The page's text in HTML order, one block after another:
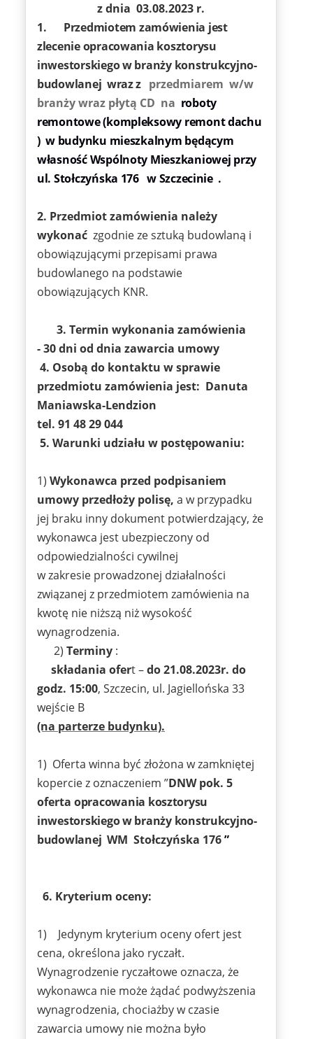
z dnia 03.08.2023 r.
1.
Przedmiotem zamówienia jest
zlecenie opracowania kosztorysu
inwestorskiego w branży konstrukcyjno-
budowlanej wraz z przedmiarem w/w
branży wraz płytą CD na roboty
remontowe (kompleksowy remont dachu
) w budynku mieszkalnym będącym
własność Wspólnoty Mieszkaniowej przy
ul. Stołczyńska 176w Szczecinie .
2. Przedmiot zamówienia należy
wykonać zgodnie ze sztuką budowlaną i
obowiązującymi przepisami prawa
budowlanego na podstawie
obowiązujących KNR.
3. Termin wykonania zamówienia
- 30 dni od dnia zawarcia umowy
4. Osobą do kontaktu w sprawie
przedmiotu zamówienia jest: Danuta
Maniawska-Lendzion
tel. 91 48 29 044
5. Warunki udziału w postępowaniu:
1) Wykonawca przed podpisaniem
umowy przedłoży polisę, a w przypadku
jej braku inny dokument potwierdzający, że
wykonawca jest ubezpieczony od
odpowiedzialności cywilnej
w zakresie prowadzonej działalności
związanej z przedmiotem zamówienia na
kwotę nie niższą niż wysokość
wynagrodzenia.
2) Terminy :
składania ofert –do 21.08.2023r. do
godz. 15:00, Szczecin, ul. Jagiellońska 33
wejście B
(na parterze budynku).
1) Oferta winna być złożona w zamkniętej
kopercie z oznaczeniem ”DNW pok. 5
oferta opracowania kosztorysu
inwestorskiego w branży konstrukcyjno-
budowlanej WM Stołczyńska 176”
6. Kryterium oceny:
1) Jedynym kryterium oceny ofert jest
cena, określona jako ryczałt.
Wynagrodzenie ryczałtowe oznacza, że
wykonawca nie może żądać podwyższenia
wynagrodzenia, chociażby w czasie
zawarcia umowy nie można było